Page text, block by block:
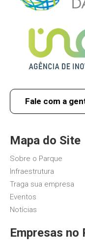
Fale com a
Mapa do Site
Sobre o Parque
Infraestrutura
Traga sua empresa
Eventos
Notícias
Empresas no